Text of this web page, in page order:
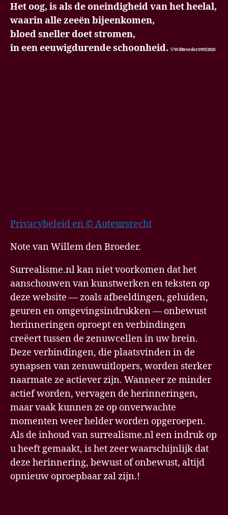
Het oog, is als de oneindigheid van het heelal,
waarin alle zeeën bijeenkomen,
bloed sneller doet stromen,
in een eeuwigdurende schoonheid. ©WdBroeder1995/2026
Privacybeleid en © Auteursrecht
Note van Willem den Broeder.
Surrealisme.nl kan niet voorkomen dat het
aanschouwen van kunstwerken en teksten op
deze website — zoals afbeeldingen, geluiden,
geuren en omgevingsindrukken — onbewust
herinneringen oproept en verbindingen
creëert tussen de zenuwcellen in uw brein.
Deze verbindingen, die plaatsvinden in de
synapsen van zenuwuitlopers, worden sterker
naarmate ze actiever zijn. Wanneer ze minder
actief worden, vervagen de herinneringen,
maar vaak kunnen ze op onverwachte
momenten weer helder worden opgeroepen.
Als de inhoud van surrealisme.nl een indruk op
u heeft gemaakt, is het zeer waarschijnlijk dat
deze herinnering, bewust of onbewust, altijd
opnieuw oproepbaar zal zijn.!